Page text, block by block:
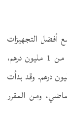
أفضل التجهيزات
والتشطيبات الراقية، وتبدأ أسعار شقق الاستوديو من 1 مليون درهم،
الشقق بغرفة نوم واحدة من 2 مليون درهم. وقد بدأت
ومن المقرر